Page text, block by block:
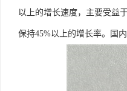
以上的增长速度，主要受益
保持45%以上的增长率。国